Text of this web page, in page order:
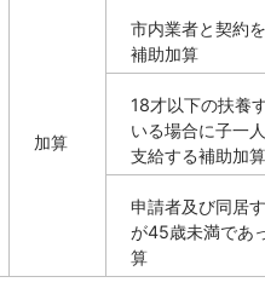
加算
市内業者と契約
補助加算
18才以下の扶養
いる場合に子一
支給する補助加算
申請者及び同居
が45歳未満であ
算